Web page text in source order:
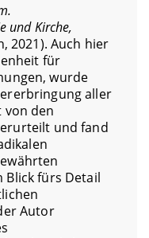
und Kirche,
2021). Auch hier
für
wurde
aller
von den
und fand
Blick fürs Detail
Autor